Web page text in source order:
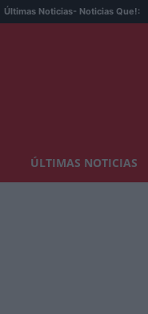
Últimas Noticias- Noticias Que!:
ÚLTIMAS NOTICIAS